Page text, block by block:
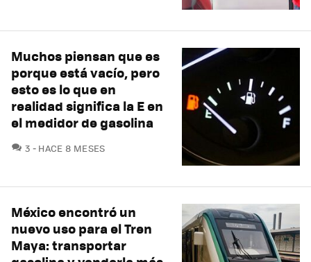
Muchos piensan que es
porque está vacío, pero
esto es lo que en
realidad significa la E en
el medidor de gasolina
3 COMENTARIOS
HACE 8 MESES
México encontró un
nuevo uso para el Tren
Maya: transportar